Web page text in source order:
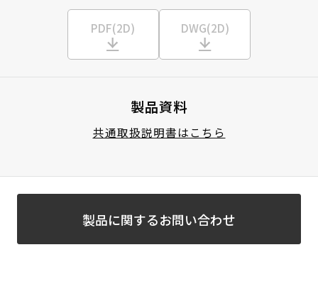
PDF(2D) DWG(2D)
製品資料
共通取扱説明書はこちら
製品に関するお問い合わせ